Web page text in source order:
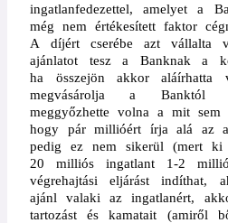
ingatlanfedezettel, amelyet a
még nem értékesített faktor
A díjért cserébe azt vállalta
ajánlatot tesz a Banknak a
ha összejön akkor
megvásárolja a Banktól
meggyőzhette volna a mit sem
hogy pár millióért írja alá az
pedig ez nem sikerül (mert
20 milliós ingatlant 1-2
végrehajtási eljárást indíthat,
ajánl valaki az ingatlanért,
tartozást és kamatait (amiről